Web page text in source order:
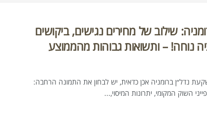
שילוב של מחירים נגישים, ביקושים
נוחה! – ותשואות גבוהות מהממוצע
נדל״ן ברומניה אכן כדאית, יש לבחון את התמונה הרחבה:
השוק המקומי, יתרונות המיסוי,...